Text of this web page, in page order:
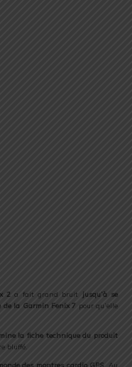
2 a fait grand bruit
jusqu’à se
de la Garmin Fenix 7 pour qu’elle
la fiche technique du produit
bluffé.